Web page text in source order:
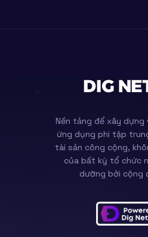
Nền tảng để xây dựng
ứng dụng phi tập
tài sản công cộng,
của bất kỳ tổ chức
dưỡng bởi cộng